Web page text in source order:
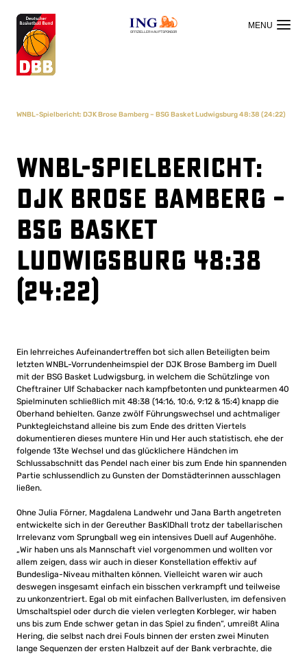
OFFIZIELLER HAUPTSPONSOR
WNBL-Spielbericht: DJK Brose Bamberg – BSG Basket Ludwigsburg 48:38 (24:22)
WNBL-Spielbericht:
DJK Brose Bamberg –
BSG Basket
Ludwigsburg 48:38
(24:22)
Ein lehrreiches Aufeinandertreffen bot sich allen Beteiligten beim
letzten WNBL-Vorrundenheimspiel der DJK Brose Bamberg im Duell
mit der BSG Basket Ludwigsburg, in welchem die Schützlinge von
Cheftrainer Ulf Schabacker nach kampfbetonten und punktearmen 40
Spielminuten schließlich mit 48:38 (14:16, 10:6, 9:12 & 15:4) knapp die
Oberhand behielten. Ganze zwölf Führungswechsel und achtmaliger
Punktegleichstand alleine bis zum Ende des dritten Viertels
dokumentieren dieses muntere Hin und Her auch statistisch, ehe der
folgende 13te Wechsel und das glücklichere Händchen im
Schlussabschnitt das Pendel nach einer bis zum Ende hin spannenden
Partie schlussendlich zu Gunsten der Domstädterinnen ausschlagen
ließen.
Ohne Julia Förner, Magdalena Landwehr und Jana Barth angetreten
entwickelte sich in der Gereuther BasKIDhall trotz der tabellarischen
Irrelevanz vom Sprungball weg ein intensives Duell auf Augenhöhe.
„Wir haben uns als Mannschaft viel vorgenommen und wollten vor
allem zeigen, dass wir auch in dieser Konstellation effektiv auf
Bundesliga-Niveau mithalten können. Vielleicht waren wir auch
deswegen insgesamt einfach ein bisschen verkrampft und teilweise
zu unkonzentriert. Egal ob mit einfachen Ballverlusten, im defensiven
Umschaltspiel oder durch die vielen verlegten Korbleger, wir haben
uns bis zum Ende schwer getan in das Spiel zu finden“, umreißt Alina
Hering, die selbst nach drei Fouls binnen der ersten zwei Minuten
lange Sequenzen der ersten Halbzeit auf der Bank verbrachte, die